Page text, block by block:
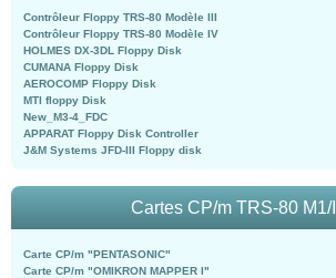
Contrôleur Floppy TRS-80 Modèle III
Contrôleur Floppy TRS-80 Modèle IV
HOLMES DX-3DL Floppy Disk
CUMANA Floppy Disk
AEROCOMP Floppy Disk
MTI floppy Disk
New_M3-4_FDC
APPARAT Floppy Disk Controller
J&M Systems JFD-III Floppy disk
Cartes CP/m TRS-80 M1/III
Carte CP/m "PENTASONIC"
Carte CP/m "OMIKRON MAPPER I"